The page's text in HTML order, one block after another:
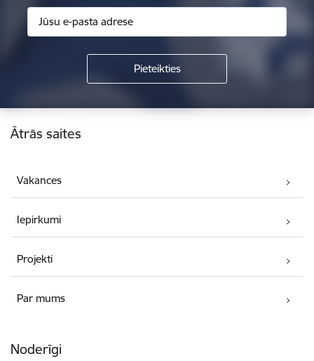
Kājene
Ātrās saites
Vakances
Iepirkumi
Projekti
Par mums
Noderīgi